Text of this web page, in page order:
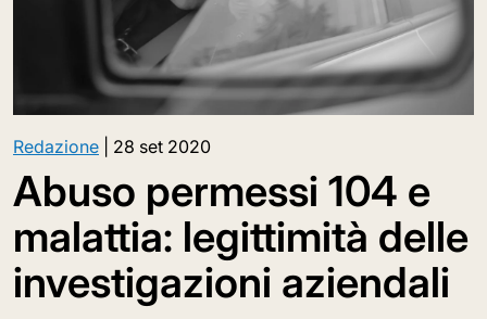
Redazione 28 set 2020
Abuso permessi 104 e
malattia: legittimità delle
investigazioni aziendali